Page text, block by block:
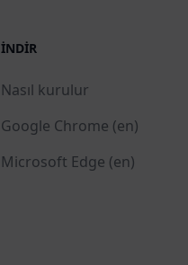
İNDIR
Nasıl kurulur
Google Chrome (en)
Microsoft Edge (en)